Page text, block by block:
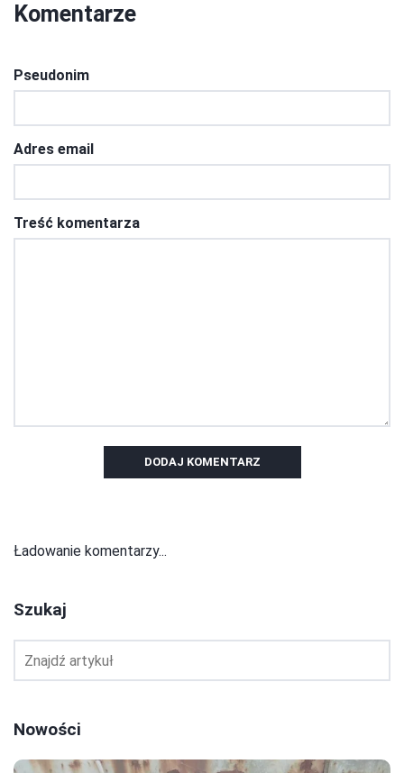
Komentarze
Pseudonim
Adres email
Treść komentarza
DODAJ KOMENTARZ
Ładowanie komentarzy...
Szukaj
Nowości